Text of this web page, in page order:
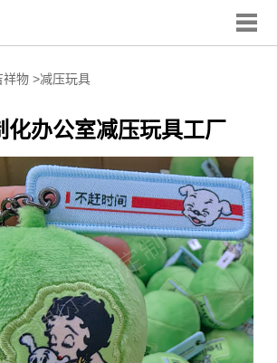
祥物>减压玩具
化办公室减压玩具工厂